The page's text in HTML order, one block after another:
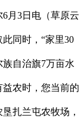
月3日电（草原云
同时，“家里30
自治旗7万亩水
农时，您当前的
扎兰屯农牧场，